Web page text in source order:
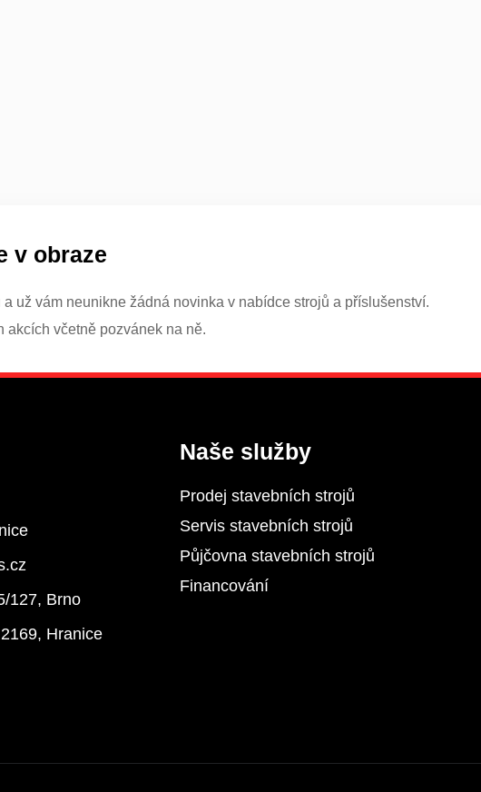
v obraze
už vám neunikne žádná novinka v nabídce strojů a příslušenství.
akcích včetně pozvánek na ně.
127, Brno
Hranice
Naše služby
Prodej stavebních strojů
Servis stavebních strojů
Půjčovna stavebních strojů
Financování